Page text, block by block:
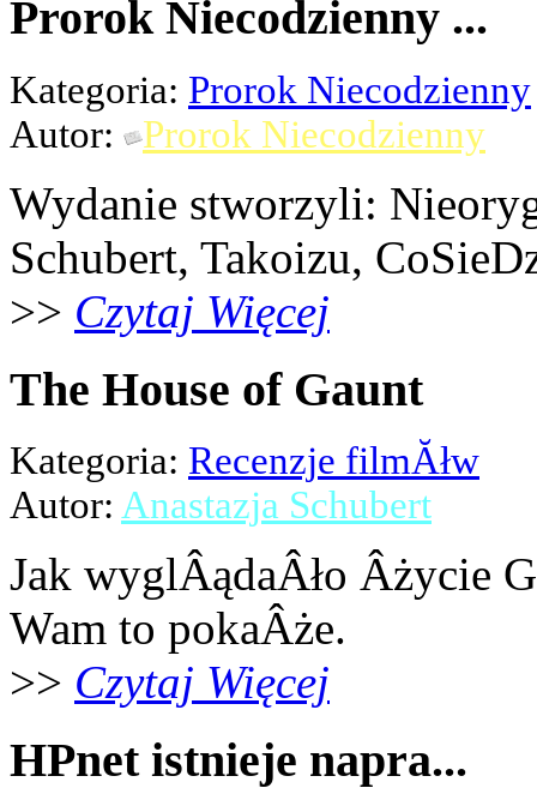
Prorok Niecodzienny ...
Kategoria: Prorok Niecodzienny
Autor:
Prorok Niecodzienny
Wydanie stworzyli:
Schubert, Takoizu,
>> Czytaj Więcej
The House of Gaunt
Kategoria: Recenzje filmĂłw
Autor: Anastazja Schubert
Jak wyglÂądaÂło Âżycie
Wam to pokaÂże.
>> Czytaj Więcej
HPnet istnieje napra...